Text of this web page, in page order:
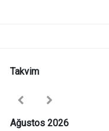
Takvim
Ağustos 2026